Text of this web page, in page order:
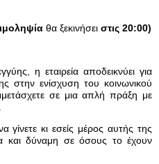
θα ξεκινήσει στις 20:00)
η εταιρεία αποδεικνύει για
στην ενίσχυση του κοινωνικού
σε μια απλή πράξη με
γίνετε κι εσείς μέρος αυτής της
και δύναμη σε όσους το έχουν